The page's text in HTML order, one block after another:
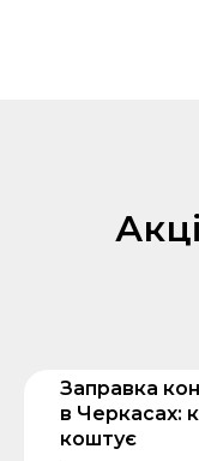
Заправка
в Черкасах:
коштує